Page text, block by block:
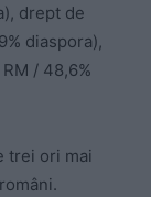
drept de
diaspora),
/ 48,6%
trei ori mai